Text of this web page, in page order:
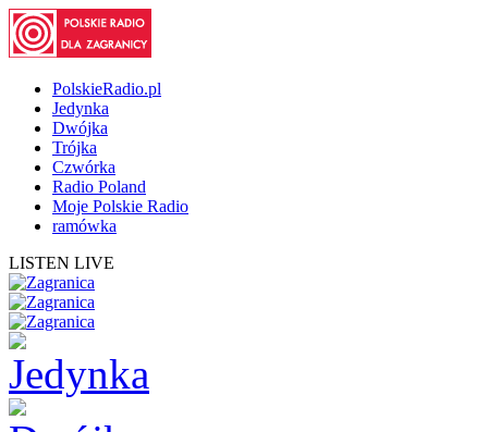
PolskieRadio.pl
Jedynka
Dwójka
Trójka
Czwórka
Radio Poland
Moje Polskie Radio
ramówka
LISTEN LIVE